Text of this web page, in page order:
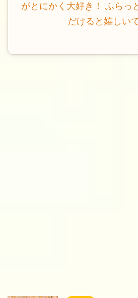
がとにかく大好き！ ふらっ
だけると嬉しいで